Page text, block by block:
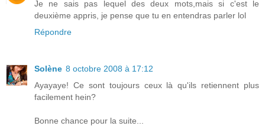
Je ne sais pas lequel des deux mots,mais si c'est le
deuxième appris, je pense que tu en entendras parler lol
Répondre
Solène 8 octobre 2008 à 17:12
Ayayaye! Ce sont toujours ceux là qu'ils retiennent plus
facilement hein?
Bonne chance pour la suite...